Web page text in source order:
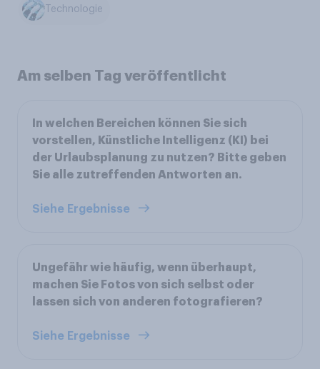
Technologie
Am selben Tag veröffentlicht
In welchen Bereichen können Sie sich
vorstellen, Künstliche Intelligenz (KI) bei
der Urlaubsplanung zu nutzen? Bitte geben
Sie alle zutreffenden Antworten an.
Siehe Ergebnisse
Ungefähr wie häufig, wenn überhaupt,
machen Sie Fotos von sich selbst oder
lassen sich von anderen fotografieren?
Siehe Ergebnisse